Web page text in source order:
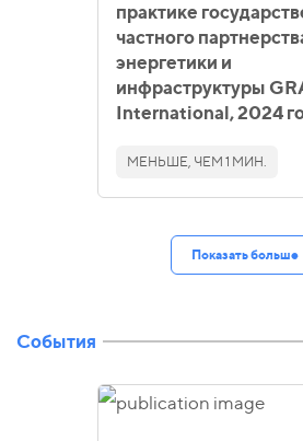
практике
частного
энергетики и
инфраструктуры
International, 2024
МЕНЬШЕ, ЧЕМ 1 МИН.
Показать больше
События